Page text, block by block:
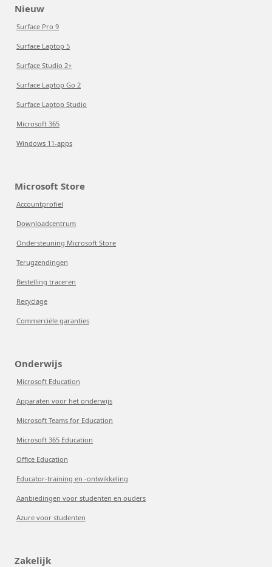
Nieuw
Surface Pro 9
Surface Laptop 5
Surface Studio 2+
Surface Laptop Go 2
Surface Laptop Studio
Microsoft 365
Windows 11-apps
Microsoft Store
Accountprofiel
Downloadcentrum
Ondersteuning Microsoft Store
Terugzendingen
Bestelling traceren
Recyclage
Commerciële garanties
Onderwijs
Microsoft Education
Apparaten voor het onderwijs
Microsoft Teams for Education
Microsoft 365 Education
Office Education
Educator-training en -ontwikkeling
Aanbiedingen voor studenten en ouders
Azure voor studenten
Zakelijk